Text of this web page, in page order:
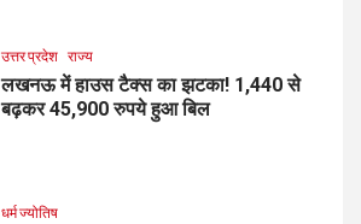
उत्तर प्रदेश राज्य
लखनऊ में हाउस टैक्स का झटका! 1,440 से
बढ़कर 45,900 रुपये हुआ बिल
धर्म ज्योतिष